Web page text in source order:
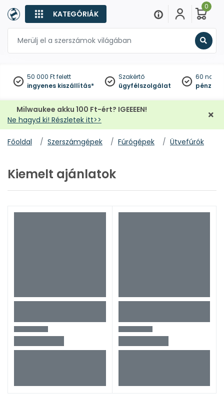
KATEGÓRIÁK
0
50 000 Ft felett
ingyenes kiszállítás*
Szakértő
ügyfélszolgálat
60
Milwaukee akku 100 Ft-ért? IGEEEEN!
Ne hagyd ki! Részletek itt>>
Főoldal Szerszámgépek Fúrógépek Ütvefúrók
Kiemelt ajánlatok